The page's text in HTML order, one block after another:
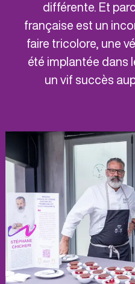
différente. Et
française est un
faire tricolore, une
été implantée dans
un vif succès